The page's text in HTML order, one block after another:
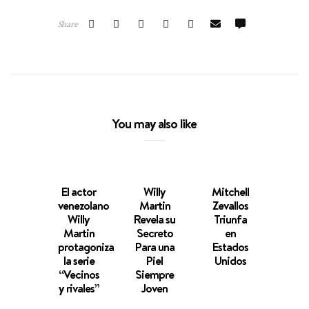
Share
You may also like
El actor
venezolano
Willy
Martin
protagoniza
la serie
“Vecinos
y rivales”
Willy
Martin
Revela su
Secreto
Para una
Piel
Siempre
Joven
Mitchell
Zevallos
Triunfa
en
Estados
Unidos